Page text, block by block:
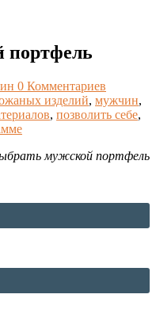
портфель
0 Комментариев
изделий, мужчин,
, позволить себе,
мужской портфель